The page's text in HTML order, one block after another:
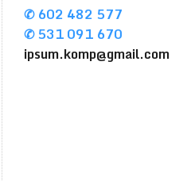
✆ 602 482 577
✆ 531 091 670
ipsum.komp@gmail.com